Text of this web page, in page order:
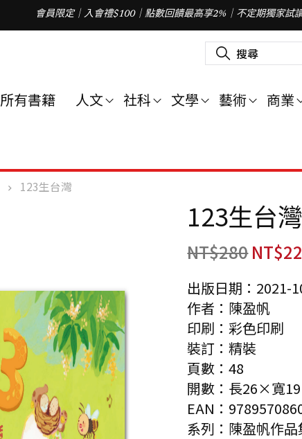
會員限定｜入會禮$100｜點數回饋最高享2%｜不定期獨家試
搜
尋
字
所有書籍 人文 社科 文學 藝術 商業
123生台灣
123生台灣
NT$280NT$
出版日期：2021-
作者：陳盈帆
印刷：彩色印刷
裝訂：精裝
頁數：48
開數：長26×寬
EAN：
系列：陳盈帆作品